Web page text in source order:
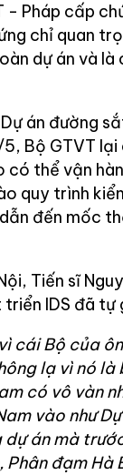
Pháp cấp
chỉ quan
dự án và
án đường
Bộ GTVT lại
thể vận
quy trình
đến mốc
Tiến sĩ
IDS đã tự
cái Bộ của
lạ vì nó là
có vô vàn
vào như
án mà
Phân đạm